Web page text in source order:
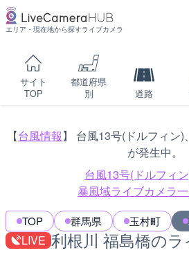
エリア・現在地から探すライブカメラ
サイト
TOP
都道府県
別
道路
【台風情報】 台風13号(ドルフィン
が発生中。
台風13号(ドルフィ
暴風域ライブカメラ
TOP 群馬県 玉村町
LIVE 利根川 福島橋の